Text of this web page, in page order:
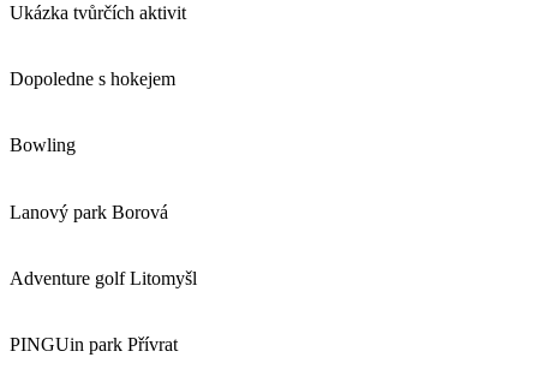
Ukázka tvůrčích aktivit
Dopoledne s hokejem
Bowling
Lanový park Borová
Adventure golf Litomyšl
PINGUin park Přívrat